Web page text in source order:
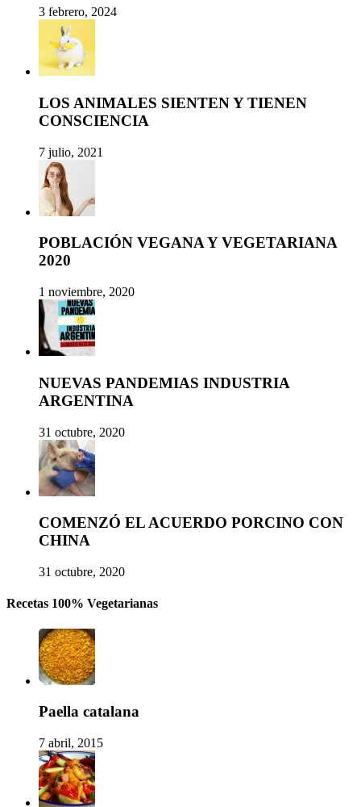
3 febrero, 2024
LOS ANIMALES SIENTEN Y TIENEN
CONSCIENCIA
7 julio, 2021
POBLACIÓN VEGANA Y VEGETARIANA
2020
1 noviembre, 2020
NUEVAS PANDEMIAS INDUSTRIA
ARGENTINA
31 octubre, 2020
COMENZÓ EL ACUERDO PORCINO CON
CHINA
31 octubre, 2020
Recetas 100% Vegetarianas
Paella catalana
7 abril, 2015